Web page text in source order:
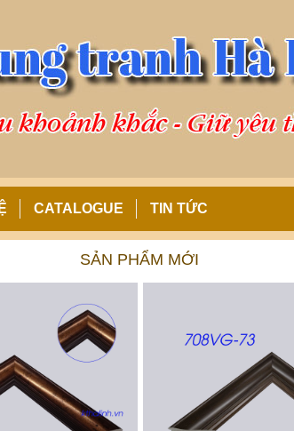
CATALOGUE TIN TỨC
SẢN PHẨM MỚI